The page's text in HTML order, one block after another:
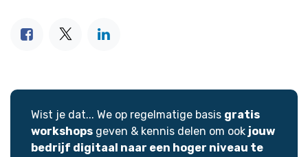
Wist je dat... We op regelmatige basis gratis
workshops geven & kennis delen om ook jouw
bedrijf digitaal naar een hoger niveau te